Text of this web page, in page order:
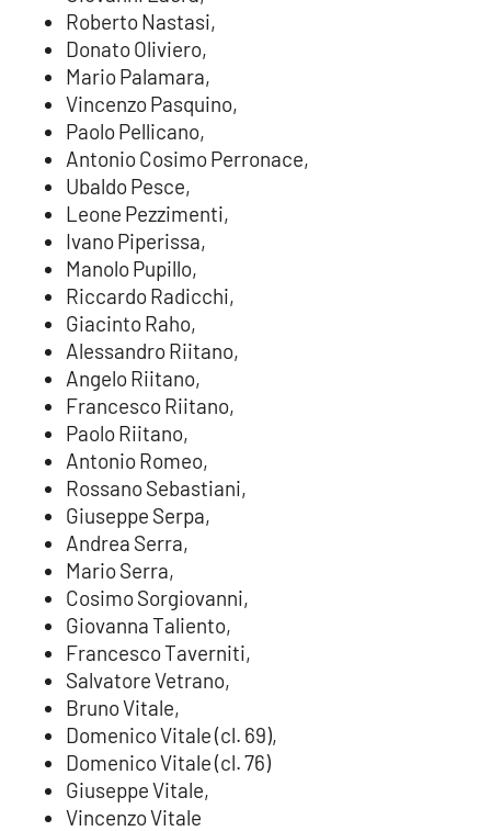
Crotone
Vibo Valentia
Reggio Calabria
Cosenza
Lamezia Terme
PROGETTI
SPECIALI
Buona Sanità Calabria
CALABRIAVISIONE
Destinazioni
Eventi
Food
Storie
LAC
NETWORK
Lacplay.it
Roberto Nastasi,
Donato Oliviero,
Mario Palamara,
Vincenzo Pasquino,
Paolo Pellicano,
Antonio Cosimo Perronace,
Ubaldo Pesce,
Leone Pezzimenti,
Ivano Piperissa,
Manolo Pupillo,
Riccardo Radicchi,
Giacinto Raho,
Alessandro Riitano,
Angelo Riitano,
Francesco Riitano,
Paolo Riitano,
Antonio Romeo,
Rossano Sebastiani,
Giuseppe Serpa,
Andrea Serra,
Mario Serra,
Cosimo Sorgiovanni,
Giovanna Taliento,
Francesco Taverniti,
Salvatore Vetrano,
Bruno Vitale,
Domenico Vitale (cl. 69),
Domenico Vitale (cl. 76)
Giuseppe Vitale,
Vincenzo Vitale